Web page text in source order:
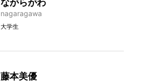
ながらがわ
nagaragawa
大学生
藤本美優